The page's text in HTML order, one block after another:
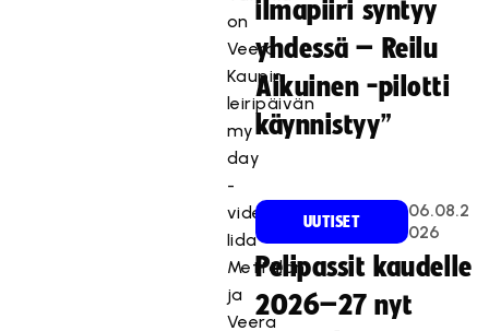
on
Veera
Kaupin
leiripäivän
my
day
-
video,
Iida
Mettälän
ja
Veera
ilmapiiri syntyy
yhdessä – Reilu
Aikuinen -pilotti
käynnistyy”
UUTISET
06.08.2
026
Pelipassit kaudelle
2026–27 nyt